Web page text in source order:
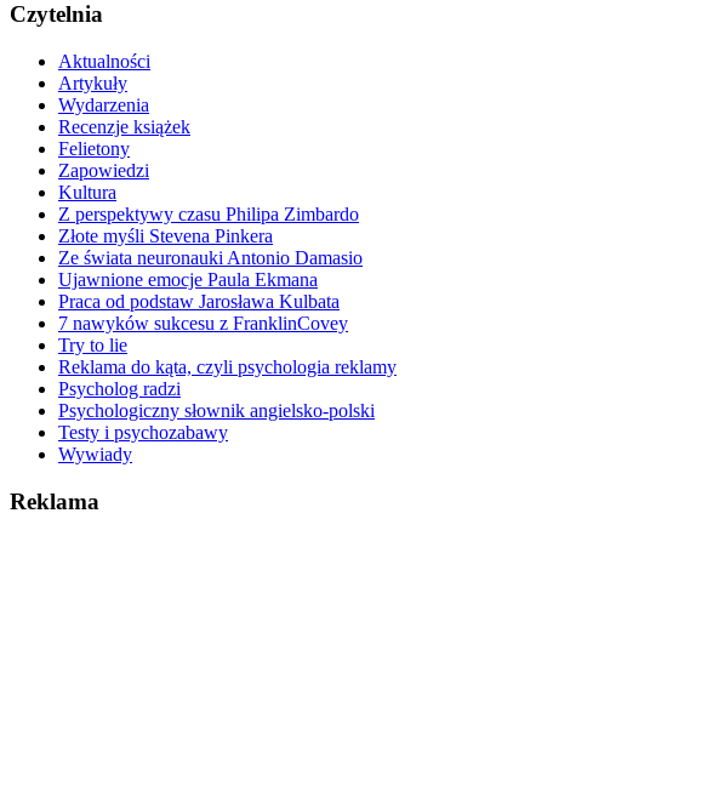
Czytelnia
Aktualności
Artykuły
Wydarzenia
Recenzje książek
Felietony
Zapowiedzi
Kultura
Z perspektywy czasu Philipa Zimbardo
Złote myśli Stevena Pinkera
Ze świata neuronauki Antonio Damasio
Ujawnione emocje Paula Ekmana
Praca od podstaw Jarosława Kulbata
7 nawyków sukcesu z FranklinCovey
Try to lie
Reklama do kąta, czyli psychologia reklamy
Psycholog radzi
Psychologiczny słownik angielsko-polski
Testy i psychozabawy
Wywiady
Reklama